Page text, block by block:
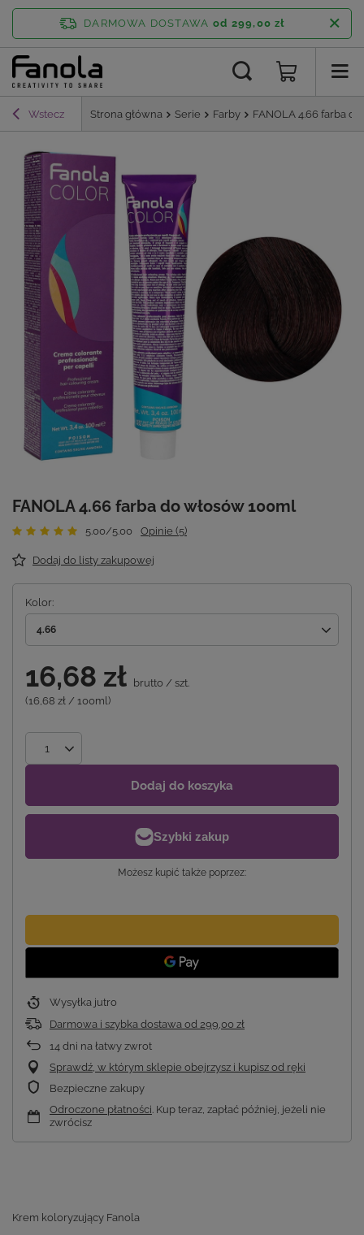
DARMOWA DOSTAWA od 299,00 zł
Wstecz Strona główna Serie Farby FANOLA 4.66 farba
FANOLA 4.66 farba do włosów 100ml
5.00/5.00 Opinie (5)
Dodaj do listy zakupowej
Kolor
4.66
16,68 zł brutto / szt.
(16,68 zł / 100ml)
Dodaj do koszyka
Możesz kupić także poprzez:
Wysyłka jutro
Darmowa i szybka dostawa od 299,00 zł
14 dni na łatwy zwrot
Sprawdź, w którym sklepie obejrzysz i kupisz od ręki
Bezpieczne zakupy
Odroczone płatności. Kup teraz, zapłać później, jeżeli nie
zwrócisz
Krem koloryzujący Fanola